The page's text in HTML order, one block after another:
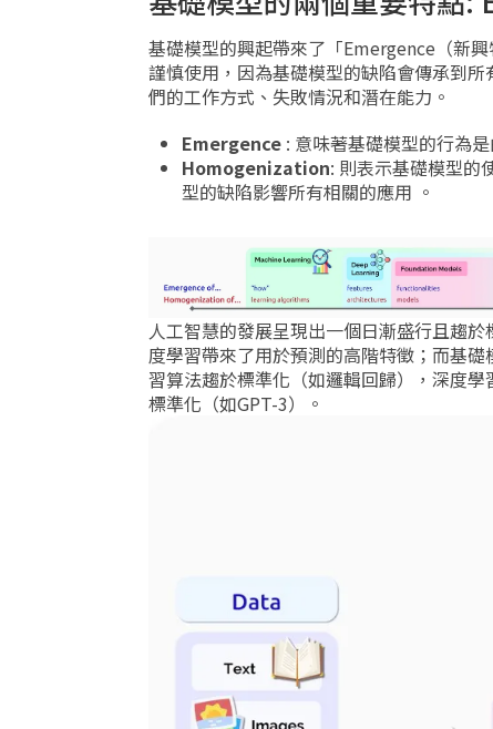
基礎模型的興起帶來了「Emergence（新
謹慎使用，因為基礎模型的缺陷會傳承到
們的工作方式、失敗情況和潛在能力。
Emergence : 意味著基礎模型的行為
Homogenization: 則表示基礎模型的
型的缺陷影響所有相關的應用 。
人工智慧的發展呈現出一個日漸盛行且趨
度學習帶來了用於預測的高階特徵；而基
習算法趨於標準化（如邏輯回歸），深度
標準化（如GPT-3）。